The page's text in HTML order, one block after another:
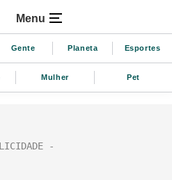
Menu
Gente Planeta Esportes
Mulher Pet